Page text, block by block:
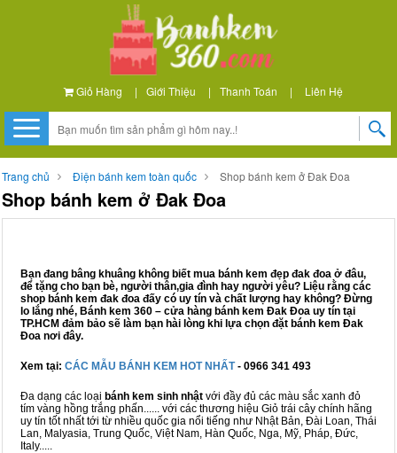
Giỏ Hàng | Giới Thiệu | Thanh Toán | Liên Hệ
Trang chủ Điện bánh kem toàn quốc Shop bánh kem ở Đak Đoa
Shop bánh kem ở Đak Đoa
Bạn đang bâng khuâng không biết mua bánh kem đẹp đak đoa ở đâu,
để tặng cho bạn bè, người thân,gia đình hay người yêu? Liệu rằng các
shop bánh kem đak đoa đấy có uy tín và chất lượng hay không? Đừng
lo lắng nhé, Bánh kem 360 – cửa hàng bánh kem Đak Đoa uy tín tại
TP.HCM đảm bảo sẽ làm bạn hài lòng khi lựa chọn đặt bánh kem Đak
Đoa nơi đây.
Xem tại: CÁC MẪU BÁNH KEM HOT NHẤT- 0966 341 493
Đa dạng các loại bánh kem sinh nhật với đầy đủ các màu sắc xanh đỏ
tím vàng hồng trắng phấn...... với các thương hiệu Giỏ trái cây chính hãng
uy tín tốt nhất tới từ nhiều quốc gia nổi tiếng như Nhật Bản, Đài Loan, Thái
Lan, Malyasia, Trung Quốc, Việt Nam, Hàn Quốc, Nga, Mỹ, Pháp, Đức,
Italy.....